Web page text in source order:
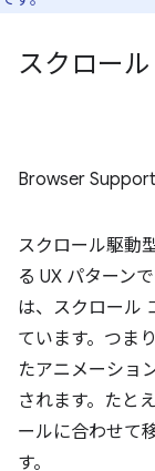
スクロー
Browser Support
スクロール駆動
る UX パターン
は、スクロール
ています。つま
たアニメーショ
されます。たと
ールに合わせて
す。